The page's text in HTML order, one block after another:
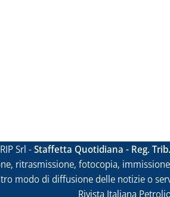
Srl -Staffetta Quotidiana - Reg.
ritrasmissione, fotocopia,
modo di diffusione delle notizie o
Rivista Italiana